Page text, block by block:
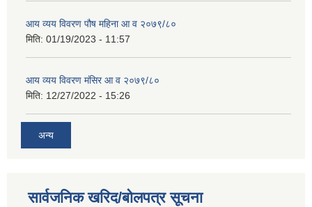
आय व्यय विवरण पौष महिना आ व २०७९/८०
मिति: 01/19/2023 - 11:57
आय व्यय विवरण मंसिर आ व २०७९/८०
मिति: 12/27/2022 - 15:26
अन्य
सार्वजनिक खरिद/बोलपत्र सूचना